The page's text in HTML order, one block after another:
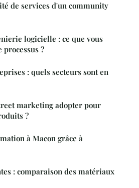
de services d'un community
logicielle : ce que vous
processus ?
: quels secteurs sont en
marketing adopter pour
?
à Macon grâce à
: comparaison des matériaux